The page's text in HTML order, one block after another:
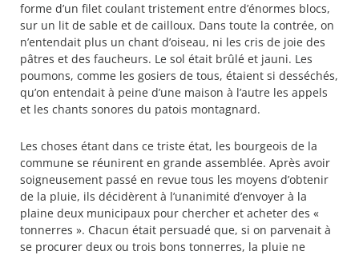
forme d’un filet coulant tristement entre d’énormes blocs,
sur un lit de sable et de cailloux. Dans toute la contrée, on
n’entendait plus un chant d’oiseau, ni les cris de joie des
pâtres et des faucheurs. Le sol était brûlé et jauni. Les
poumons, comme les gosiers de tous, étaient si desséchés,
qu’on entendait à peine d’une maison à l’autre les appels
et les chants sonores du patois montagnard.
Les choses étant dans ce triste état, les bourgeois de la
commune se réunirent en grande assemblée. Après avoir
soigneusement passé en revue tous les moyens d’obtenir
de la pluie, ils décidèrent à l’unanimité d’envoyer à la
plaine deux municipaux pour chercher et acheter des «
tonnerres ». Chacun était persuadé que, si on parvenait à
se procurer deux ou trois bons tonnerres, la pluie ne